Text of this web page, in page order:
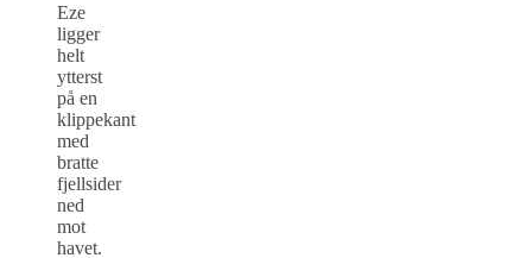
Eze
ligger
helt
ytterst
på en
klippekant
med
bratte
fjellsider
ned
mot
havet.